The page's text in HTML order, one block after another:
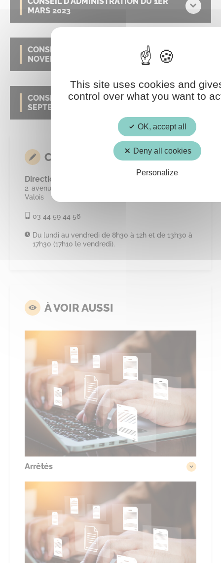
MARS 2023
CONSEIL D'ADMINISTRATION DU 30
NOVEMBRE 2022
CONSEIL D'ADMINISTRATION DU 27
SEPTEMBRE 2022
CONTACT
Direction Générale des Services
2, avenue du Général Leclerc 60800 Crépy-en-
Valois
03 44 59 44 56
Du lundi au vendredi de 8h30 à 12h et de 13h30 à
17h30 (17h10 le vendredi).
À VOIR AUSSI
Arrêtés
This site uses cookies and
control over what you want to
OK, accept all
Deny all cookies
Personalize